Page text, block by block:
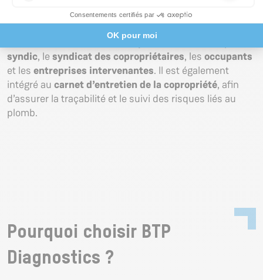
Ce document doit être tenu à jour et consultable par le
syndic, lesyndicat des copropriétaires, les occupants
et les entreprises intervenantes. Il est également
intégré au carnet d’entretien de la copropriété, afin
d’assurer la traçabilité et le suivi des risques liés au
plomb.
Pourquoi choisir BTP
Diagnostics ?